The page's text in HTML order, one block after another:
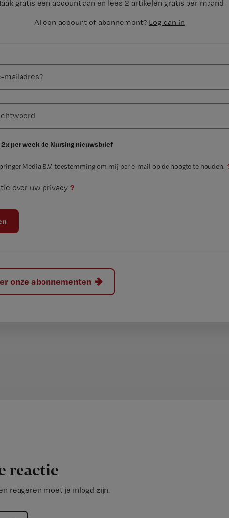
gratis een account aan en lees 2 artikelen gratis per maand
Al een account of abonnement? Log dan in
2x per week de Nursing nieuwsbrief
Media B.V. toestemming om mij per e-mail op de hoogte te houden.
over uw privacy ?
onze abonnementen
reactie
reageren moet je inlogd zijn.